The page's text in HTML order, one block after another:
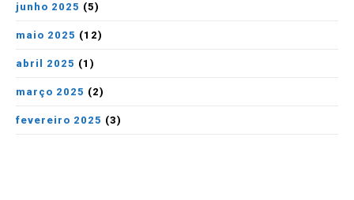
junho 2025 (5)
maio 2025 (12)
abril 2025 (1)
março 2025 (2)
fevereiro 2025 (3)